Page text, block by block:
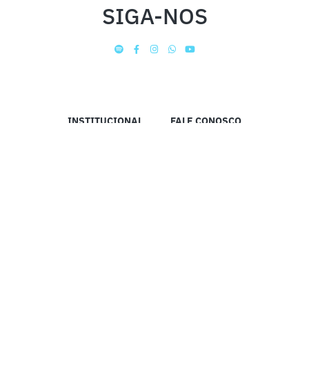
SIGA-NOS
INSTITUCIONAL FALE CONOSCO